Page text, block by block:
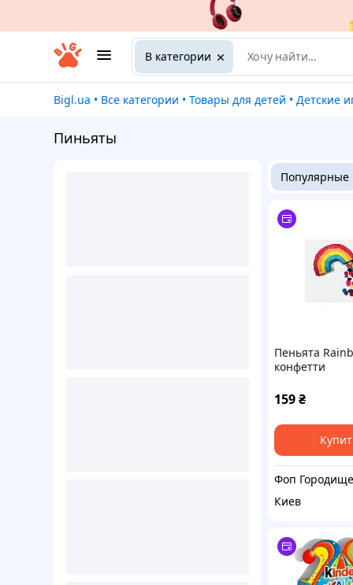
В категории
Bigl.ua • Все категории • Товары для детей • Детские
Пиньяты
Популярные
Пеньята
конфетти
159₴
Киев